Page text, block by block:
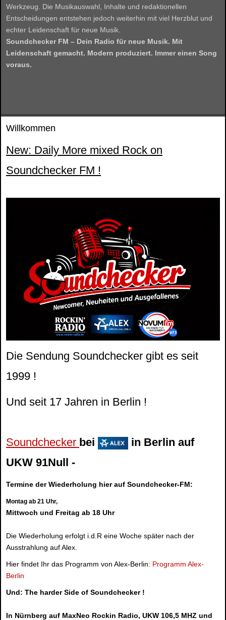
Werkzeug. Die Musikauswahl, Inhalte und redaktionellen
Entscheidungen entstehen jedoch weiterhin mit viel Herzblut und
echter Leidenschaft für neue Musik.
Soundchecker FM – Dein Radio für neue Musik. Mit
Leidenschaft gemacht. Modern produziert. Immer einen Song
voraus.
Willkommen
New: Daily More mixed Rock on
Soundchecker FM !
Die Sendung Soundchecker gibt es seit
1999 !
Und seit 17 Jahren in Berlin !
Soundchecker bei
in Berlin auf
UKW 91Null -
Termine der Wiederholung hier auf Soundchecker-FM:
Montag ab 21 Uhr,
Mittwoch und Freitag ab 18 Uhr
Die Wiederholung erfolgt i.d.R eine Woche später nach der
Ausstrahlung auf Alex.
Hier findet Ihr das Programm von Alex-Berlin: Programm Alex-
Berlin
Und: The harder Side of Soundchecker !
In Nürnberg auf MaxNeo Rockin Radio, UKW 106,5 MHZ und